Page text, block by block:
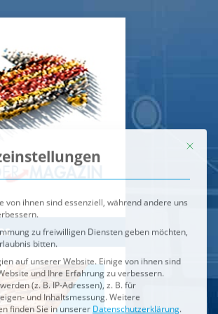
IM BRENNPUNKT
von ihnen sind essenziell, während andere uns
zu freiwilligen Diensten geben möchten,
bitten.
und Ihre Erfahrung zu verbessern.
(z. B. IP-Adressen), z. B. für
und Inhaltsmessung.Weitere
widerrufen oder anpassen.
für die eine Einwilligung erteilt werden
Externe Medien